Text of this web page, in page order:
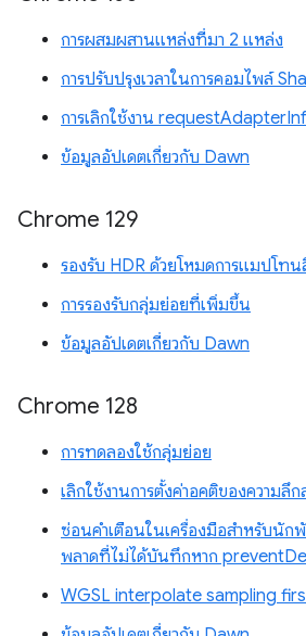
การผสมผสานแหล่งที่มา 2 แหล่ง
การปรับปรุงเวลาในการคอมไพล์
การเลิกใช้งาน
ข้อมูลอัปเดตเกี่ยวกับ Dawn
Chrome 129
รองรับ HDR ด้วยโหมดการแมปโท
การรองรับกลุ่มย่อยที่เพิ่มขึ้น
ข้อมูลอัปเดตเกี่ยวกับ Dawn
Chrome 128
การทดลองใช้กลุ่มย่อย
เลิกใช้งานการตั้งค่าอคติของความลึ
ซ่อนคำเตือนในเครื่องมือสำหรับนัก
พลาดที่ไม่ได้บันทึกหาก
WGSL interpolate sampling